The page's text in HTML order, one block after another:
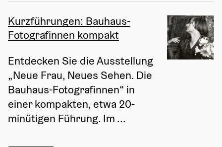
Kurzführungen: Bauhaus-
Fotografinnen kompakt
Entdecken Sie die Ausstellung
„Neue Frau, Neues Sehen. Die
Bauhaus-Fotografinnen“ in
einer kompakten, etwa 20-
minütigen Führung. Im ...